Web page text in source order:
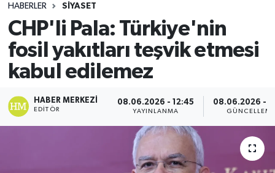
HABERLER SİYASET
CHP'li Pala: Türkiye'nin
fosil yakıtları teşvik etmesi
kabul edilemez
HABER MERKEZI
EDITÖR
08.06.2026 - 12:45
YAYINLANMA
08.06.2026 -